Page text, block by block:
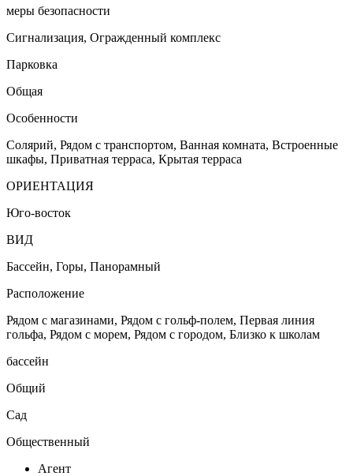
меры безопасности
Сигнализация, Огражденный комплекс
Парковка
Общая
Особенности
Солярий, Рядом с транспортом, Ванная комната, Встроенные
шкафы, Приватная терраса, Крытая терраса
ОРИЕНТАЦИЯ
Юго-восток
ВИД
Бассейн, Горы, Панорамный
Расположение
Рядом с магазинами, Рядом с гольф-полем, Первая линия
гольфа, Рядом с морем, Рядом с городом, Близко к школам
бассейн
Общий
Сад
Общественный
Агент